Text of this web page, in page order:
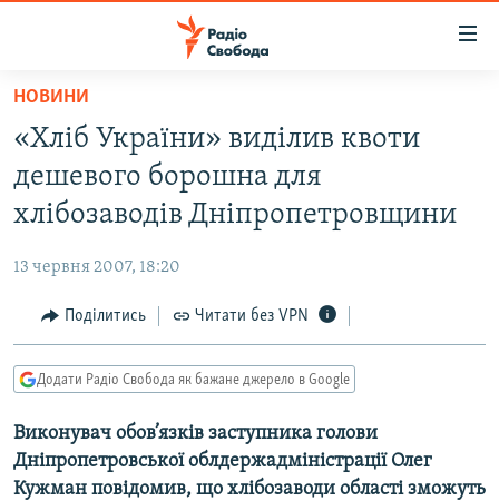
Перейти
основного
матеріалу
Перейти
до
основної
навігації
Перейти
до
пошуку
РАДІО СВОБОДА – 70 РОКІВ
ВСЕ ЗА ДОБУ
СТАТТІ
ЕКОНОМІКА
СУСПІЛЬСТВО
УКРАЇНА
СВІТ
РОСІЙСЬКА «ФІЛЬТРАЦІЯ»
ДОНБАС.РЕАЛІЇ
ТИ ЯК?
СХЕМИ
ПРИАЗОВ’Я
НОВИНИ
«Хліб України» виділив квоти
дешевого борошна для
хлібозаводів Дніпропетровщини
13 червня 2007, 18:20
Поділитись Читати без VPN
Додати Радіо Свобода як бажане джерело в Google
Виконувач обов’язків заступника голови
Дніпропетровської облдержадміністрації Олег
Кужман повідомив, що хлібозаводи області зможуть